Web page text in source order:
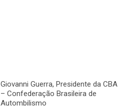
Giovanni Guerra, Presidente da CBA
– Confederação Brasileira de
Autombilismo